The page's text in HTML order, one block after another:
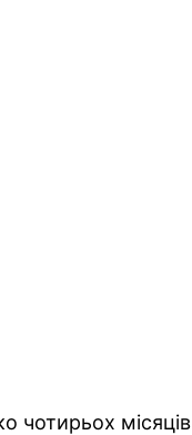
чотирьох місяців